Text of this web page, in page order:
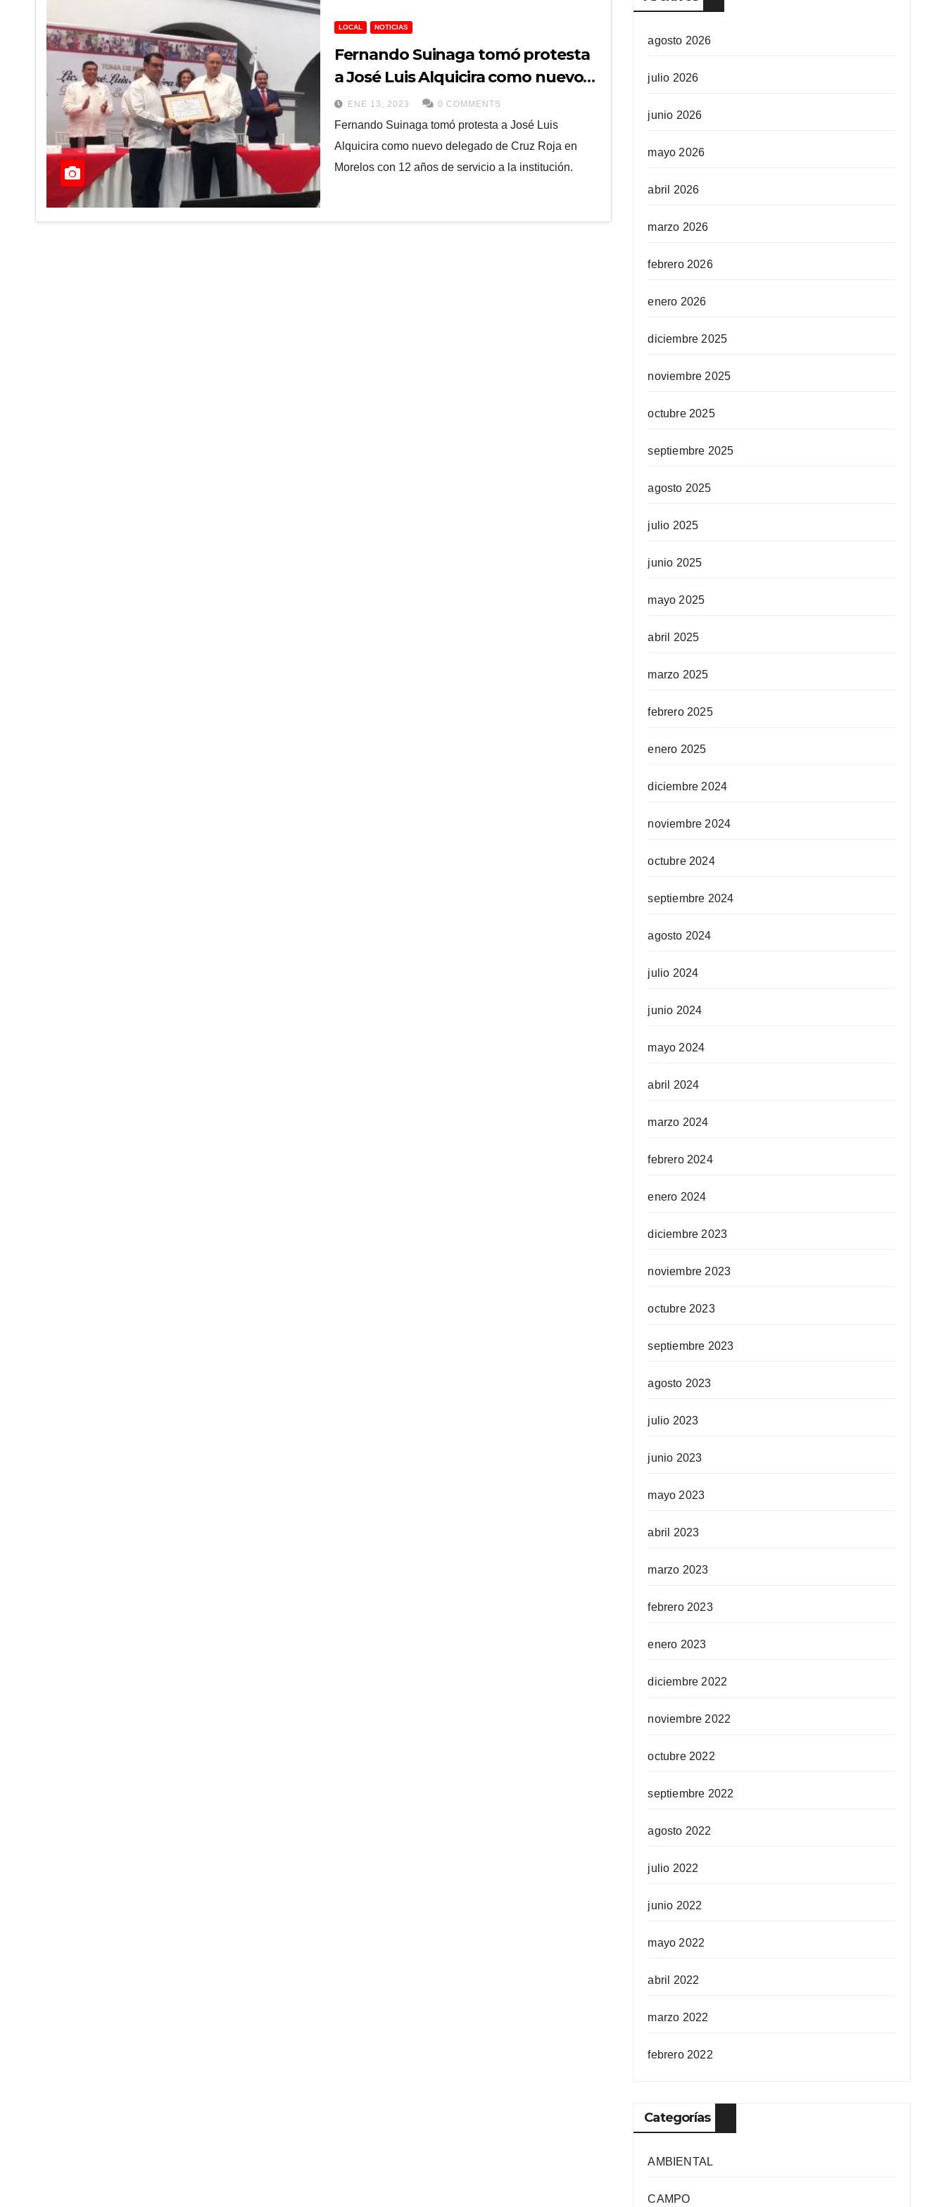
LOCAL NOTICIAS
Fernando Suinaga tomó protesta
a José Luis Alquicira como nuevo
delegado de Cruz Roja en Morelos
ENE 13, 2023 0 COMMENTS
Fernando Suinaga tomó protesta a José Luis
Alquicira como nuevo delegado de Cruz Roja en
Morelos con 12 años de servicio a la institución.
agosto 2026
julio 2026
junio 2026
mayo 2026
abril 2026
marzo 2026
febrero 2026
enero 2026
diciembre 2025
noviembre 2025
octubre 2025
septiembre 2025
agosto 2025
julio 2025
junio 2025
mayo 2025
abril 2025
marzo 2025
febrero 2025
enero 2025
diciembre 2024
noviembre 2024
octubre 2024
septiembre 2024
agosto 2024
julio 2024
junio 2024
mayo 2024
abril 2024
marzo 2024
febrero 2024
enero 2024
diciembre 2023
noviembre 2023
octubre 2023
septiembre 2023
agosto 2023
julio 2023
junio 2023
mayo 2023
abril 2023
marzo 2023
febrero 2023
enero 2023
diciembre 2022
noviembre 2022
octubre 2022
septiembre 2022
agosto 2022
julio 2022
junio 2022
mayo 2022
abril 2022
marzo 2022
febrero 2022
Categorías
AMBIENTAL
CAMPO